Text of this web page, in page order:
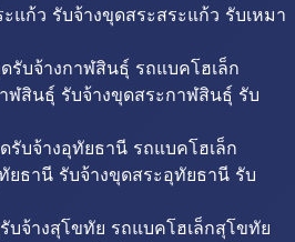
แก้ว รับจ้างขุดสระสระแก้ว รับเหมา
รับจ้างกาฬสินธุ์ รถแบคโฮเล็ก
ฬสินธุ์ รับจ้างขุดสระกาฬสินธุ์ รับ
รับจ้างอุทัยธานี รถแบคโฮเล็ก
ยธานี รับจ้างขุดสระอุทัยธานี รับ
บจ้างสุโขทัย รถแบคโฮเล็กสุโขทัย